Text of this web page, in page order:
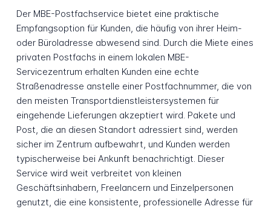
Der MBE-Postfachservice bietet eine praktische
Empfangsoption für Kunden, die häufig von ihrer Heim-
oder Büroladresse abwesend sind. Durch die Miete eines
privaten Postfachs in einem lokalen MBE-
Servicezentrum erhalten Kunden eine echte
Straßenadresse anstelle einer Postfachnummer, die von
den meisten Transportdienstleistersystemen für
eingehende Lieferungen akzeptiert wird. Pakete und
Post, die an diesen Standort adressiert sind, werden
sicher im Zentrum aufbewahrt, und Kunden werden
typischerweise bei Ankunft benachrichtigt. Dieser
Service wird weit verbreitet von kleinen
Geschäftsinhabern, Freelancern und Einzelpersonen
genutzt, die eine konsistente, professionelle Adresse für